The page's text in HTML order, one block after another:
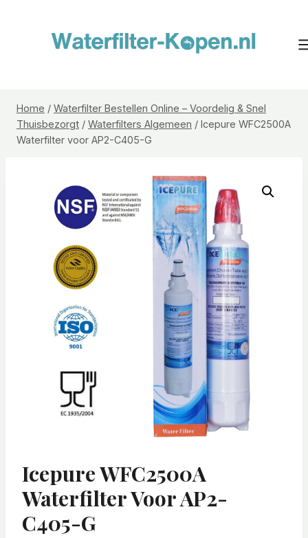
Home / Waterfilter Bestellen Online – Voordelig & Snel
Thuisbezorgt / Waterfilters Algemeen / Icepure WFC2500A
Waterfilter voor AP2-C405-G
Icepure WFC2500A
Waterfilter Voor AP2-
C405-G